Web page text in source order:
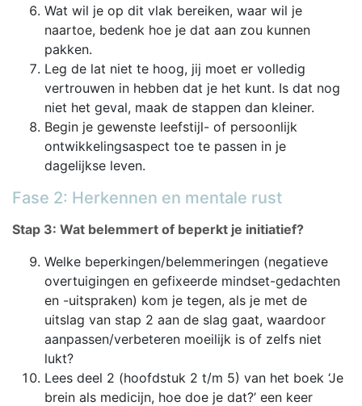
Wat wil je op dit vlak bereiken, waar wil je
naartoe, bedenk hoe je dat aan zou kunnen
pakken.
Leg de lat niet te hoog, jij moet er volledig
vertrouwen in hebben dat je het kunt. Is dat nog
niet het geval, maak de stappen dan kleiner.
Begin je gewenste leefstijl- of persoonlijk
ontwikkelingsaspect toe te passen in je
dagelijkse leven.
Fase 2: Herkennen en mentale rust
Stap 3: Wat belemmert of beperkt je initiatief?
Welke beperkingen/belemmeringen (negatieve
overtuigingen en gefixeerde mindset-gedachten
en -uitspraken) kom je tegen, als je met de
uitslag van stap 2 aan de slag gaat, waardoor
aanpassen/verbeteren moeilijk is of zelfs niet
lukt?
Lees deel 2 (hoofdstuk 2 t/m 5) van het boek ‘Je
brein als medicijn, hoe doe je dat?’ een keer